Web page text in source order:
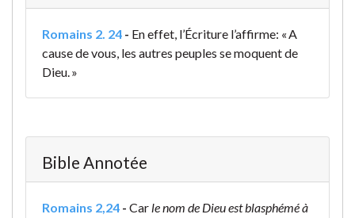
Romains 2. 24 - En effet, l’Écriture l’affirme: « A
cause de vous, les autres peuples se moquent de
Dieu. »
Bible Annotée
Romains 2,24 - Car le nom de Dieu est blasphémé à